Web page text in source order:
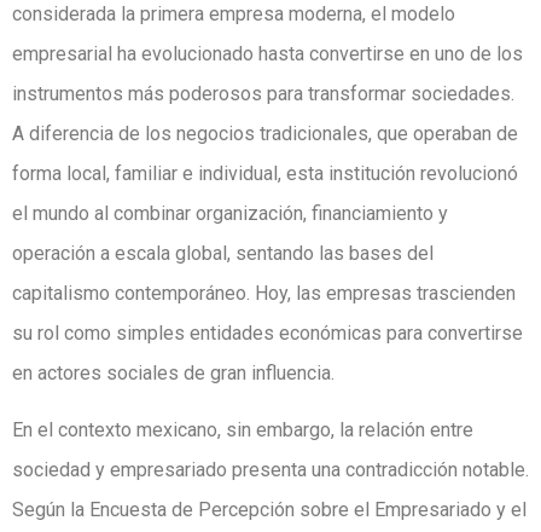
considerada la primera empresa moderna, el modelo
empresarial ha evolucionado hasta convertirse en uno de los
instrumentos más poderosos para transformar sociedades.
A diferencia de los negocios tradicionales, que operaban de
forma local, familiar e individual, esta institución revolucionó
el mundo al combinar organización, financiamiento y
operación a escala global, sentando las bases del
capitalismo contemporáneo. Hoy, las empresas trascienden
su rol como simples entidades económicas para convertirse
en actores sociales de gran influencia.
En el contexto mexicano, sin embargo, la relación entre
sociedad y empresariado presenta una contradicción notable.
Según la Encuesta de Percepción sobre el Empresariado y el